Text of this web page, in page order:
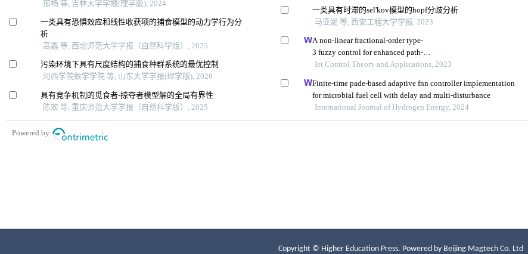
Copyright © Higher Education Press. Powered by Beijing Magtech Co. Ltd